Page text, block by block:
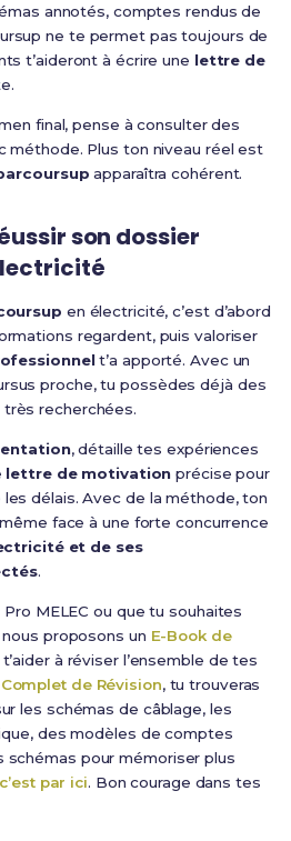
annotés, comptes rendus de
ne te permet pas toujours de
t’aideront à écrire une lettre de
final, pense à consulter des
méthode. Plus ton niveau réel est
apparaîtra cohérent.
son dossier
en électricité, c’est d’abord
regardent, puis valoriser
t’a apporté. Avec un
proche, tu possèdes déjà des
recherchées.
, détaille tes expériences
lettre de motivation précise pour
délais. Avec de la méthode, ton
face à une forte concurrence
et de ses
.
MELEC ou que tu souhaites
proposons un E-Book de
à réviser l’ensemble de tes
de Révision, tu trouveras
les schémas de câblage, les
des modèles de comptes
pour mémoriser plus
c’est par ici. Bon courage dans tes